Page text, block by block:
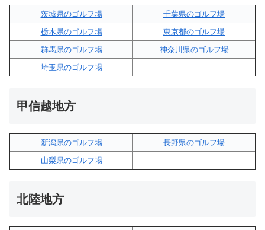
茨城県のゴルフ場
千葉県のゴルフ場
栃木県のゴルフ場
東京都のゴルフ場
群馬県のゴルフ場
神奈川県のゴルフ場
埼玉県のゴルフ場
–
甲信越地方
新潟県のゴルフ場
長野県のゴルフ場
山梨県のゴルフ場
–
北陸地方